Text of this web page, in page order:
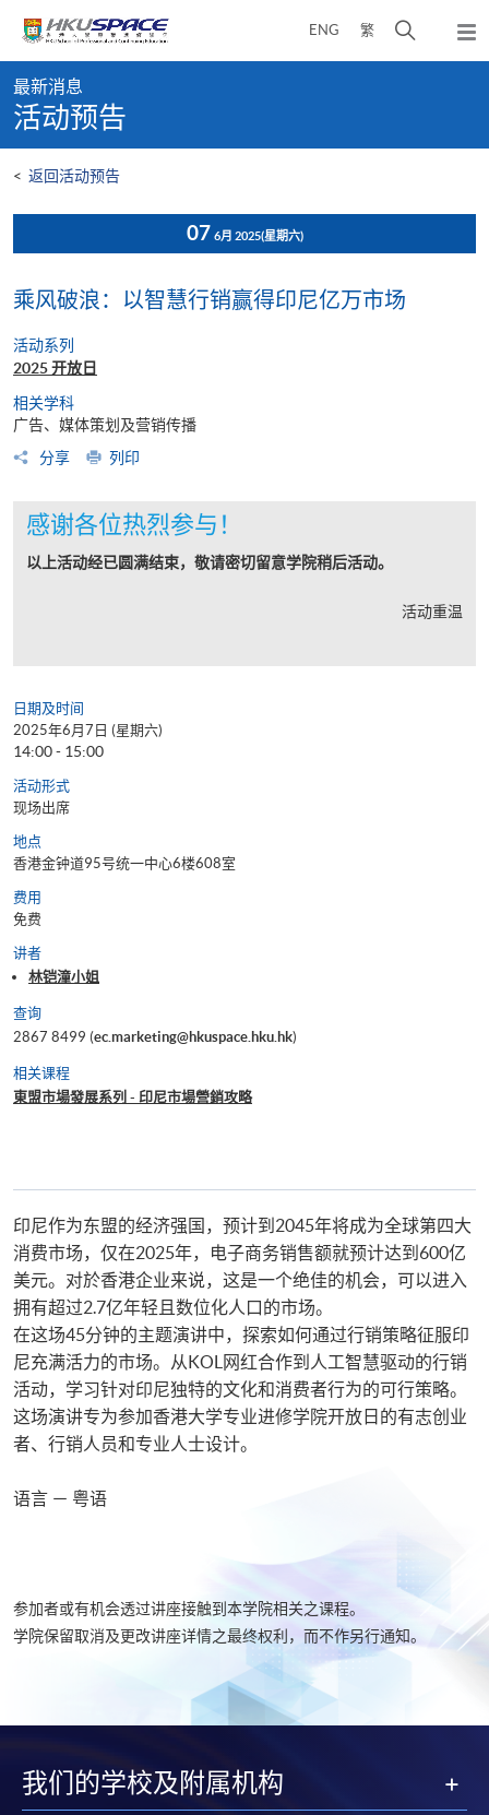
content
ENG 繁
开
弹
出
content
start
最新消息
活动预告
< 返回活动预告
07 6月 2025(星期六)
乘风破浪：以智慧行销赢得印尼亿万市场
活动系列
2025 开放日
相关学科
广告、媒体策划及营销传播
分享
列印
感谢各位热烈参与！
以上活动经已圆满结束，敬请密切留意学院稍后活动。
活动重温
日期及时间
2025年6月7日 (星期六)
14:00 - 15:00
活动形式
现场出席
地点
香港金钟道95号统一中心6楼608室
费用
免费
讲者
林铠潼小姐
查询
2867 8499 (ec.marketing@hkuspace.hku.hk)
相关课程
東盟市場發展系列 - 印尼市場營銷攻略
印尼作为东盟的经济强国，预计到2045年将成为全球第四大
消费市场，仅在2025年，电子商务销售额就预计达到600亿
美元。对於香港企业来说，这是一个绝佳的机会，可以进入
拥有超过2.7亿年轻且数位化人口的市场。
在这场45分钟的主题演讲中，探索如何通过行销策略征服印
尼充满活力的市场。从KOL网红合作到人工智慧驱动的行销
活动，学习针对印尼独特的文化和消费者行为的可行策略。
这场演讲专为参加香港大学专业进修学院开放日的有志创业
者、行销人员和专业人士设计。
语言 － 粤语
参加者或有机会透过讲座接触到本学院相关之课程。
学院保留取消及更改讲座详情之最终权利，而不作另行通知。
我们的学校及附属机构